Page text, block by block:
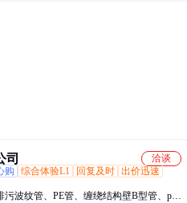
司
洽谈
购 综合体验L1 回复及时 出价迅速
污波纹管、PE管、缠绕结构壁B型管、pvc